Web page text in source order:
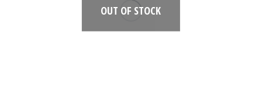
OUT OF STOCK